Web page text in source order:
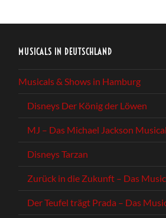
MUSICALS IN DEUTSCHLAND
Musicals & Shows in Hamburg
Disneys Der König der Löwen
MJ – Das Michael Jackson Musical
Disneys Tarzan
Zurück in die Zukunft – Das
Der Teufel trägt Prada – Das